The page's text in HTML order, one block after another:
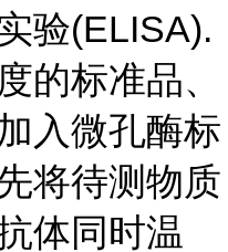
验(ELISA).
的标准品、
入微孔酶标
将待测物质
体同时温